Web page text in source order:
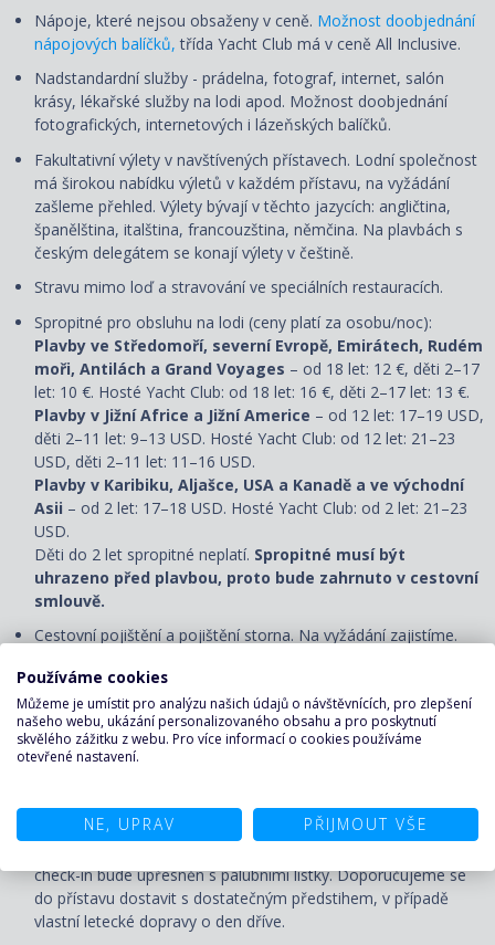
Nápoje, které nejsou obsaženy v ceně. Možnost doobjednání
nápojových balíčků, třída Yacht Club má v ceně All Inclusive.
Nadstandardní služby - prádelna, fotograf, internet, salón
krásy, lékařské služby na lodi apod. Možnost doobjednání
fotografických, internetových i lázeňských balíčků.
Fakultativní výlety v navštívených přístavech. Lodní společnost
má širokou nabídku výletů v každém přístavu, na vyžádání
zašleme přehled. Výlety bývají v těchto jazycích: angličtina,
španělština, italština, francouzština, němčina. Na plavbách s
českým delegátem se konají výlety v češtině.
Stravu mimo loď a stravování ve speciálních restauracích.
Spropitné pro obsluhu na lodi (ceny platí za osobu/noc):
Plavby ve Středomoří, severní Evropě, Emirátech, Rudém
moři, Antilách a Grand Voyages – od 18 let: 12 €, děti 2–17
let: 10 €. Hosté Yacht Club: od 18 let: 16 €, děti 2–17 let: 13 €.
Plavby v Jižní Africe a Jižní Americe – od 12 let: 17–19 USD,
děti 2–11 let: 9–13 USD. Hosté Yacht Club: od 12 let: 21–23
USD, děti 2–11 let: 11–16 USD.
Plavby v Karibiku, Aljašce, USA a Kanadě a ve východní
Asii – od 2 let: 17–18 USD. Hosté Yacht Club: od 2 let: 21–23
USD.
Děti do 2 let spropitné neplatí. Spropitné musí být
uhrazeno před plavbou, proto bude zahrnuto v cestovní
smlouvě.
Cestovní pojištění a pojištění storna. Na vyžádání zajistíme.
Vízum (pokud je vyžadováno).
UPOZORNĚNÍ
Nalodění (check-in) první den plavby se uzavírá několik hodin
check-in bude upřesněn s palubními lístky. Doporučujeme se
do přístavu dostavit s dostatečným předstihem, v případě
vlastní letecké dopravy o den dříve.
Používáme cookies
Můžeme je umístit pro analýzu našich údajů o návštěvnících, pro zlepšení
našeho webu, ukázání personalizovaného obsahu a pro poskytnutí
skvělého zážitku z webu. Pro více informací o cookies používáme
otevřené nastavení.
NE, UPRAV PŘIJMOUT VŠE